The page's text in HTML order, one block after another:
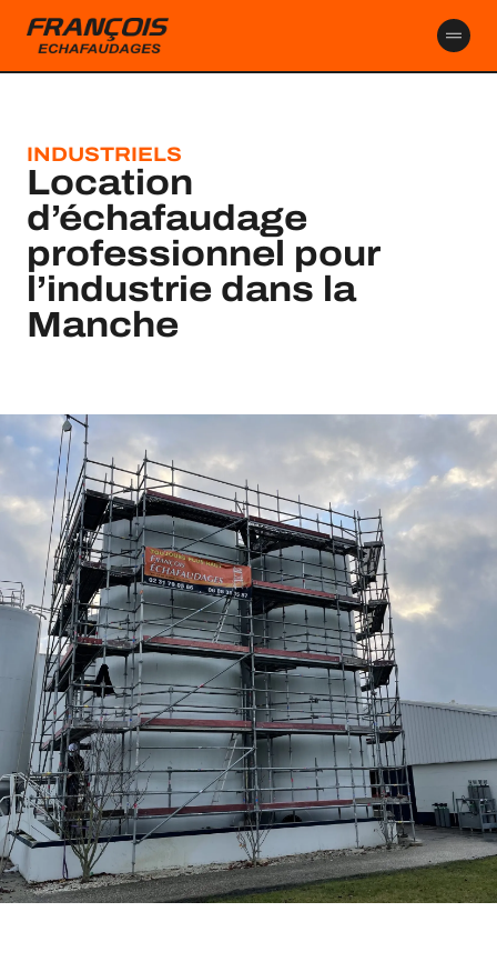
principal
INDUSTRIELS
Location
d’échafaudage
professionnel pour
l’industrie dans la
Manche